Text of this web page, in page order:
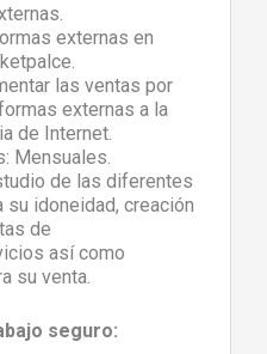
externas en
las ventas por
externas a la
de Internet.
Mensuales.
de las diferentes
su idoneidad, creación
de
así como
su venta.
seguro: